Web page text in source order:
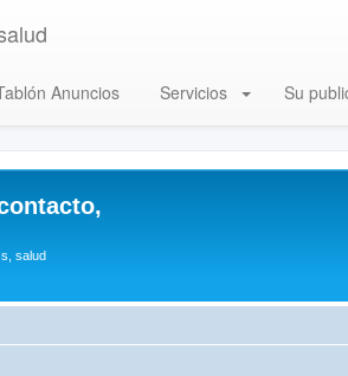
Anuncios Servicios Su
salud